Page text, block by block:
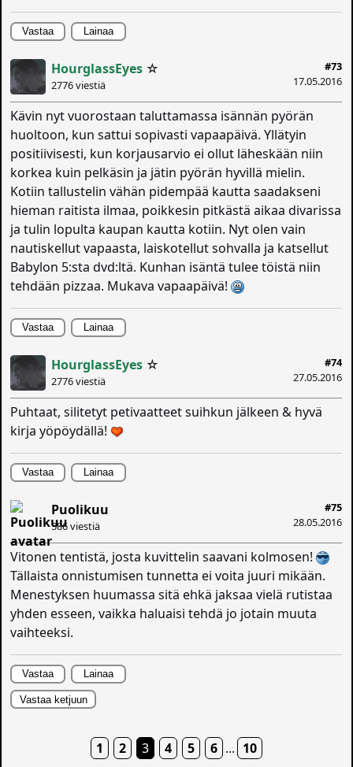
Vastaa Lainaa
#73
17.05.2016
HourglassEyes ☆
2776 viestiä
Kävin nyt vuorostaan taluttamassa isännän pyörän
huoltoon, kun sattui sopivasti vapaapäivä. Yllätyin
positiivisesti, kun korjausarvio ei ollut läheskään niin
korkea kuin pelkäsin ja jätin pyörän hyvillä mielin.
Kotiin tallustelin vähän pidempää kautta saadakseni
hieman raitista ilmaa, poikkesin pitkästä aikaa divarissa
ja tulin lopulta kaupan kautta kotiin. Nyt olen vain
nautiskellut vapaasta, laiskotellut sohvalla ja katsellut
Babylon 5:sta dvd:ltä. Kunhan isäntä tulee töistä niin
tehdään pizzaa. Mukava vapaapäivä!
Vastaa Lainaa
#74
27.05.2016
HourglassEyes ☆
2776 viestiä
Puhtaat, silitetyt petivaatteet suihkun jälkeen & hyvä
kirja yöpöydällä!
Vastaa Lainaa
#75
28.05.2016
Puolikuu
586 viestiä
Vitonen tentistä, josta kuvittelin saavani kolmosen!
Tällaista onnistumisen tunnetta ei voita juuri mikään.
Menestyksen huumassa sitä ehkä jaksaa vielä rutistaa
yhden esseen, vaikka haluaisi tehdä jo jotain muuta
vaihteeksi.
Vastaa Lainaa
Vastaa ketjuun
1 2 3 4 5 6 ... 10